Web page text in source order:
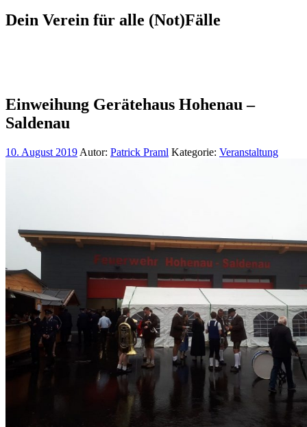
Dein Verein für alle (Not)Fälle
Einweihung Gerätehaus Hohenau –
Saldenau
10. August 2019 Autor: Patrick Praml Kategorie: Veranstaltung